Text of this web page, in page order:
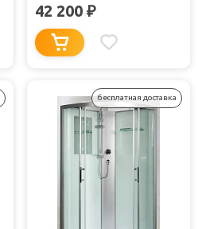
42 200 ₽
бесплатная доставка